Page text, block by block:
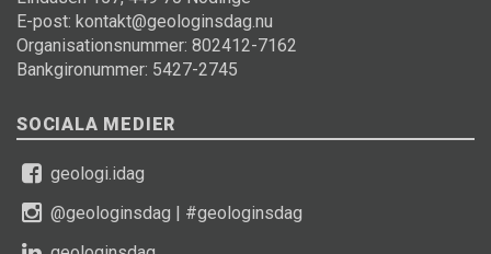
E-post: kontakt@geologinsdag.nu
Organisationsnummer: 802412-7162
Bankgironummer: 5427-2745
SOCIALA MEDIER
geologi.idag
@geologinsdag | #geologinsdag